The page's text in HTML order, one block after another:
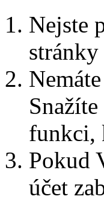
Nejste
funkci,
Pokud
účet